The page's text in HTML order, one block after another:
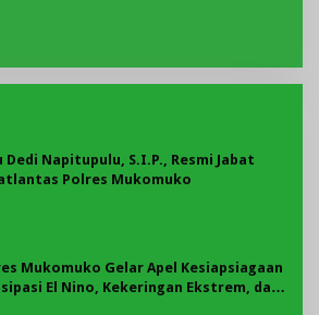
Napitupulu, S.I.P., Resmi Jabat
Polres Mukomuko
Mukomuko Gelar Apel Kesiapsiagaan
El Nino, Kekeringan Ekstrem, dan